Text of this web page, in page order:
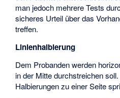
man jedoch mehrere Tests
sicheres Urteil über das
treffen.
Linienhalbierung
Dem Probanden werden
in der Mitte durchstreichen
Halbierungen zu einer Seite